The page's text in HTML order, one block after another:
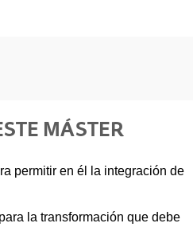
MÁSTER
permitir en él la integración de
la transformación que debe